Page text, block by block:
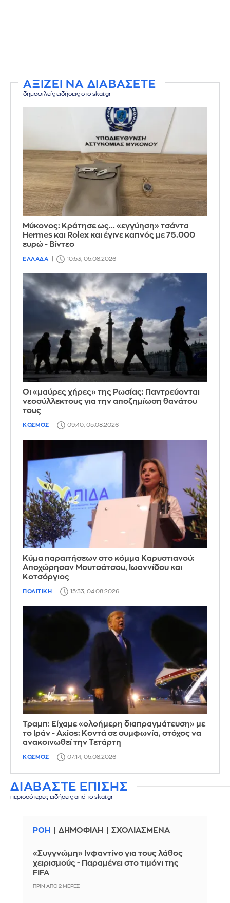
ΑΞΙΖΕΙ ΝΑ ΔΙΑΒΑΣΕΤΕ
δημοφιλείς ειδήσεις στο skai.gr
Μύκονος: Κράτησε ως... «εγγύηση» τσάντα
Hermes και Rolex και έγινε καπνός με 75.000
ευρώ - Βίντεο
ΕΛΛΑΔΑ 10:53, 05.08.2026
Οι «μαύρες χήρες» της Ρωσίας: Παντρεύονται
νεοσύλλεκτους για την αποζημίωση θανάτου
τους
ΚΟΣΜΟΣ 09:40, 05.08.2026
Κύμα παραιτήσεων στο κόμμα Καρυστιανού:
Αποχώρησαν Μουτσάτσου, Ιωαννίδου και
Κοτσόργιος
ΠΟΛΙΤΙΚΗ 15:33, 04.08.2026
Τραμπ: Είχαμε «ολοήμερη διαπραγμάτευση» με
το Ιράν - Axios: Κοντά σε συμφωνία, στόχος να
ανακοινωθεί την Τετάρτη
ΚΟΣΜΟΣ 07:14, 05.08.2026
ΔΙΑΒΑΣΤΕ ΕΠΙΣΗΣ
περισσότερες ειδήσεις από το skai.gr
ΡΟΗ ΔΗΜΟΦΙΛΗ ΣΧΟΛΙΑΣΜΕΝΑ
«Συγγνώμη» Ινφαντίνο για τους λάθος
χειρισμούς - Παραμένει στο τιμόνι της
FIFA
ΠΡΙΝ ΑΠΌ 2 ΜΈΡΕΣ